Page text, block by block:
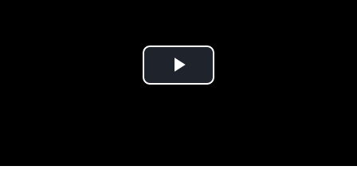
Play Video